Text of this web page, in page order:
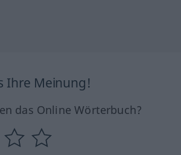
Ihre Meinung!
das Online Wörterbuch?